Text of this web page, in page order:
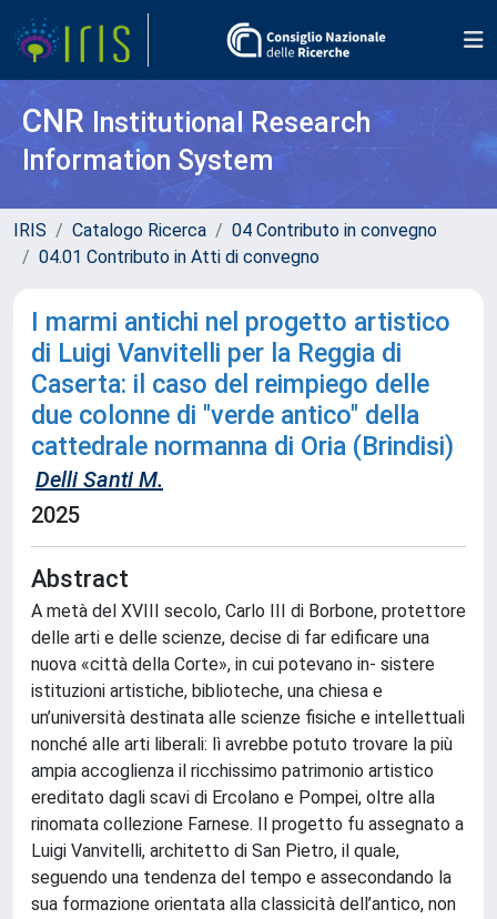
CNR Institutional Research
Information System
IRIS Catalogo Ricerca
04 Contributo in convegno
04.01 Contributo in Atti di convegno
I marmi antichi nel progetto artistico
di Luigi Vanvitelli per la Reggia di
Caserta: il caso del reimpiego delle
due colonne di "verde antico" della
cattedrale normanna di Oria (Brindisi)
Delli Santi M.
2025
Abstract
A metà del XVIII secolo, Carlo III di Borbone, protettore
delle arti e delle scienze, decise di far edificare una
nuova «città della Corte», in cui potevano in- sistere
istituzioni artistiche, biblioteche, una chiesa e
un’università destinata alle scienze fisiche e intellettuali
nonché alle arti liberali: lì avrebbe potuto trovare la più
ampia accoglienza il ricchissimo patrimonio artistico
ereditato dagli scavi di Ercolano e Pompei, oltre alla
rinomata collezione Farnese. Il progetto fu assegnato a
Luigi Vanvitelli, architetto di San Pietro, il quale,
seguendo una tendenza del tempo e assecondando la
sua formazione orientata alla classicità dell’antico, non